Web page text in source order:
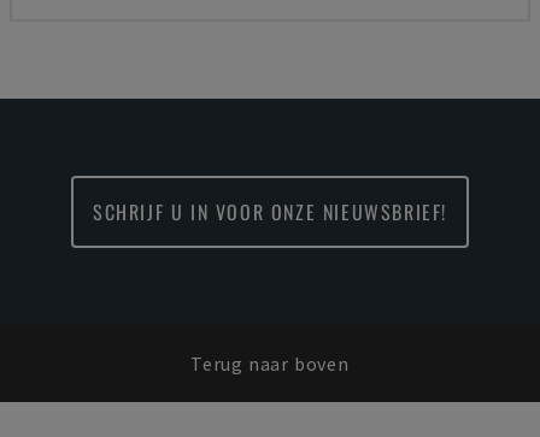
SCHRIJF U IN VOOR ONZE NIEUWSBRIEF!
Terug naar boven